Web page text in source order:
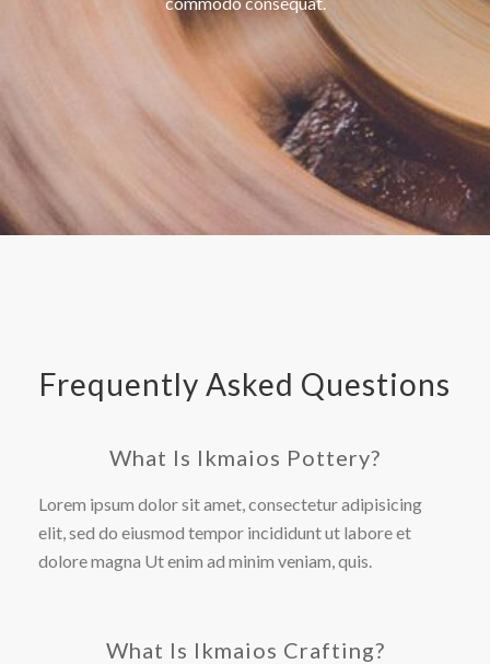
Frequently Asked Questions
What Is Ikmaios Pottery?
Lorem ipsum dolor sit amet, consectetur adipisicing
elit, sed do eiusmod tempor incididunt ut labore et
dolore magna Ut enim ad minim veniam, quis.
What Is Ikmaios Crafting?